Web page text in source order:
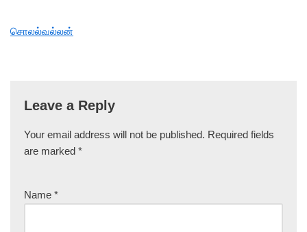
சொலல்வல்லன்
Leave a Reply
Your email address will not be published. Required fields
are marked *
Name *